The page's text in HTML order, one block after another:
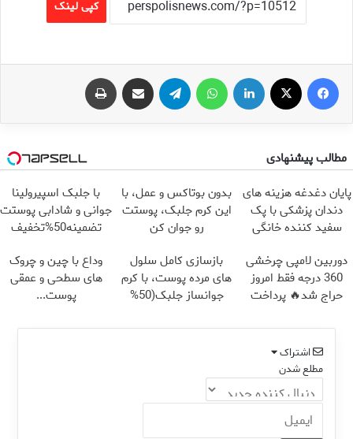
کپی لینک
فیس بوک لینکدین تلگرام اشتراک گذاری از طریق ایمیل
مطالب پیشنهادی
پایان دغدغه هزینه های
دندان پزشکی با پک
سفید کننده خانگی
بدون بوتاکس و عمل، با
این کرم جلبک، پوستت
رو جوان کن
با جلبک اسپیرولینا
جوانی و شادابی پوستت
تضمینه50%تخفیف
دوربین لامپی چرخشی
360 درجه فقط امروز
حراج شد🔥 پرداخت
بازسازی کامل سلول
های مرده پوست، با کرم
جوانساز جلبک(50%
وداع با چین و چروک
های سطحی و عمقی
پوست...
اشتراک
مطلع شدن